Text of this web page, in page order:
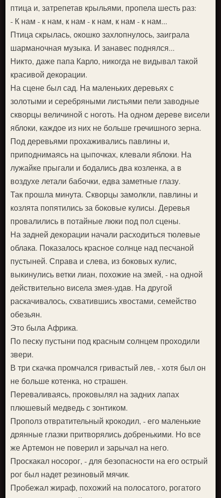
птица и, затрепетав крыльями, пропела шесть раз:
- К нам - к нам, к нам - к нам, к нам - к нам...
Птица скрылась, окошко захлопнулось, заиграла
шарманочная музыка. И занавес поднялся...
Никто, даже папа Карло, никогда не видывал такой
красивой декорации.
На сцене был сад. На маленьких деревьях с
золотыми и серебряными листьями пели заводные
скворцы величиной с ноготь. На одном дереве висели
яблоки, каждое из них не больше гречишного зерна.
Под деревьями прохаживались павлины и,
приподнимаясь на цыпочках, клевали яблоки. На
лужайке прыгали и бодались два козленка, а в
воздухе летали бабочки, едва заметные глазу.
Так прошла минута. Скворцы замолкли, павлины и
козлята попятились за боковые кулисы. Деревья
провалились в потайные люки под пол сцены.
На задней декорации начали расходиться тюлевые
облака. Показалось красное солнце над песчаной
пустыней. Справа и слева, из боковых кулис,
выкинулись ветки лиан, похожие на змей, - на одной
действительно висела змея-удав. На другой
раскачивалось, схватившись хвостами, семейство
обезьян.
Это была Африка.
По песку пустыни под красным солнцем проходили
звери.
В три скачка промчался гривастый лев, - хотя был он
не больше котенка, но страшен.
Переваливаясь, проковылял на задних лапах
плюшевый медведь с зонтиком.
Прополз отвратительный крокодил, - его маленькие
дрянные глазки притворялись добренькими. Но все
же Артемон не поверил и зарычал на него.
Проскакал носорог, - для безопасности на его острый
рог был надет резиновый мячик.
Пробежал жираф, похожий на полосатого, рогатого